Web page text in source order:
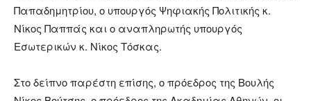
Παπαδημητρίου, ο υπουργός Ψηφιακής Πολιτικής κ.
Νίκος Παππάς και ο αναπληρωτής υπουργός
Εσωτερικών κ. Νίκος Τόσκας.
Στο δείπνο παρέστη επίσης, ο πρόεδρος της Βουλής